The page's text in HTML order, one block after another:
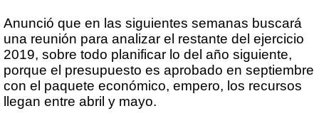
Anunció que en las siguientes semanas buscará
una reunión para analizar el restante del ejercicio
2019, sobre todo planificar lo del año siguiente,
porque el presupuesto es aprobado en septiembre
con el paquete económico, empero, los recursos
llegan entre abril y mayo.